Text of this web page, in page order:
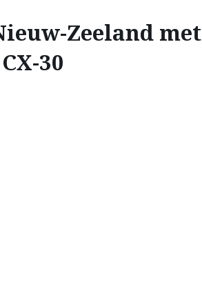
Zeeland met
30